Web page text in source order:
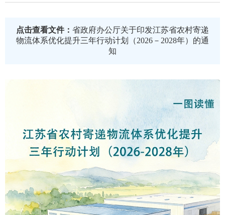
点击查看文件： 省政府办公厅关于印发江苏省农村寄递
物流体系优化提升三年行动计划（2026－2028年）的通
知